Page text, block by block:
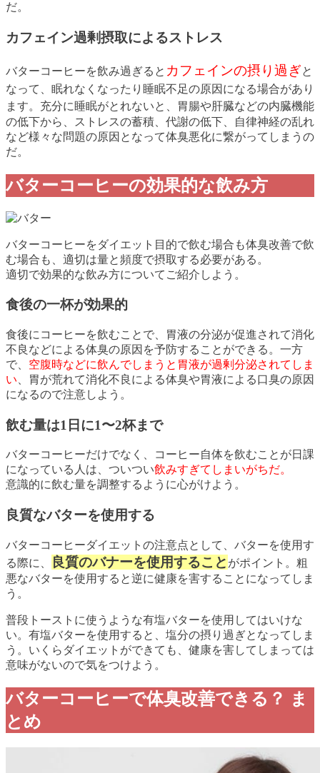
だ。
カフェイン過剰摂取によるストレス
バターコーヒーを飲み過ぎると カフェインの摂り過ぎと
なって、眠れなくなったり睡眠不足の原因になる場合があり
ます。 充分に睡眠がとれないと、胃腸や肝臓などの内臓機能
の低下から、ストレスの蓄積、代謝の低下、自律神経の乱れ
など様々な問題の原因となって体臭悪化に繋がってしまうの
だ。
バターコーヒーの効果的な飲み方
バターコーヒーをダイエット目的で飲む場合も体臭改善で飲
む場合も、適切は量と頻度で摂取する必要がある。
適切で効果的な飲み方についてご紹介しよう。
食後の一杯が効果的
食後にコーヒーを飲むことで、胃液の分泌が促進されて消化
不良などによる体臭の原因を予防することができる。一方
で、 空腹時などに飲んでしまうと胃液が過剰分泌されてしま
い 、胃が荒れて消化不良による体臭や胃液による口臭の原因
になるので注意しよう。
飲む量は1日に1〜2杯まで
バターコーヒーだけでなく、コーヒー自体を飲むことが日課
になっている人は、ついつい飲みすぎてしまいがちだ。
意識的に飲む量を調整するように心がけよう。
良質なバターを使用する
バターコーヒーダイエットの注意点として、バターを使用す
る際に、
良質のバナーを使用すること がポイント。粗
悪なバターを使用すると逆に健康を害することになってしま
う。
普段トーストに使うような有塩バターを使用してはいけな
い。有塩バターを使用すると、塩分の摂り過ぎとなってしま
う。いくらダイエットができても、健康を害してしまっては
意味がないので気をつけよう。
バターコーヒーで体臭改善できる？ ま
とめ